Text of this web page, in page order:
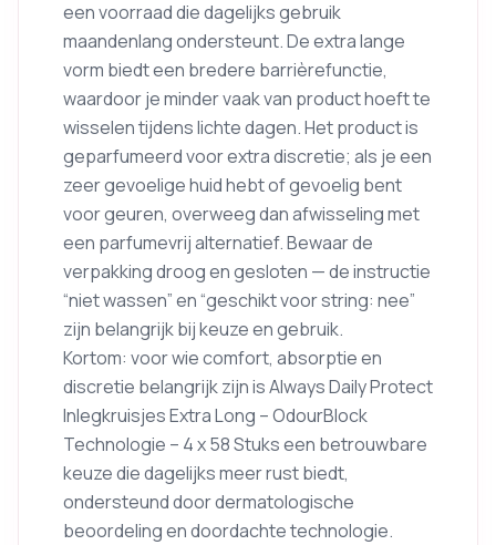
een voorraad die dagelijks gebruik
maandenlang ondersteunt. De extra lange
vorm biedt een bredere barrièrefunctie,
waardoor je minder vaak van product hoeft te
wisselen tijdens lichte dagen. Het product is
geparfumeerd voor extra discretie; als je een
zeer gevoelige huid hebt of gevoelig bent
voor geuren, overweeg dan afwisseling met
een parfumevrij alternatief. Bewaar de
verpakking droog en gesloten — de instructie
“niet wassen” en “geschikt voor string: nee”
zijn belangrijk bij keuze en gebruik.
Kortom: voor wie comfort, absorptie en
discretie belangrijk zijn is Always Daily Protect
Inlegkruisjes Extra Long – OdourBlock
Technologie – 4 x 58 Stuks een betrouwbare
keuze die dagelijks meer rust biedt,
ondersteund door dermatologische
beoordeling en doordachte technologie.